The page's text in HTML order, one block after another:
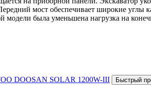
мост обеспечивает широкие углы
была уменьшена нагрузка на